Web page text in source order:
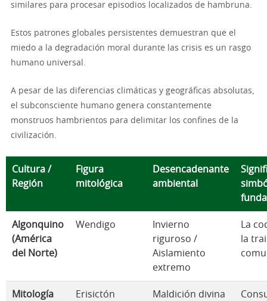
similares para procesar episodios localizados de hambruna.
Estos patrones globales persistentes demuestran que el
miedo a la degradación moral durante las crisis es un rasgo
humano universal.
A pesar de las diferencias climáticas y geográficas absolutas,
el subconsciente humano genera constantemente
monstruos hambrientos para delimitar los confines de la
civilización.
Cultura /
Región
Figura
mitológica
Desencadenante
ambiental
Algonquino
(América
del Norte)
Wendigo
Invierno
riguroso /
Aislamiento
extremo
La
la
Mitología
Erisictón
Maldición divina